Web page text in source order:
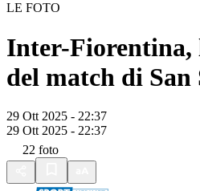
LE FOTO
Inter-Fiorentina,
del match di San
29 Ott 2025 - 22:37
29 Ott 2025 - 22:37
22 foto